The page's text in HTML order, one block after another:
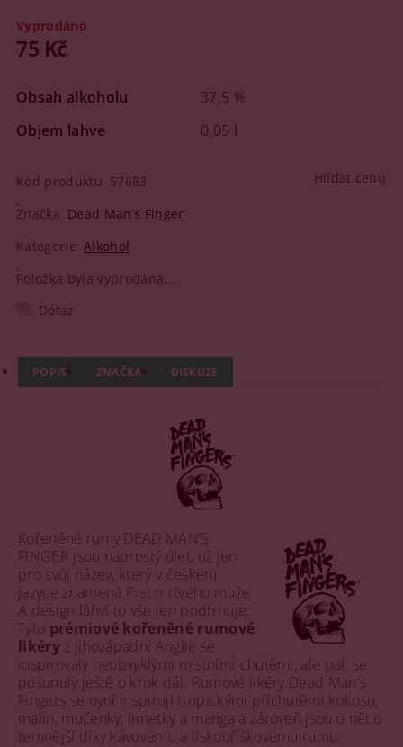
Vyprodáno
75 Kč
Obsah alkoholu
37,5 %
Objem lahve
0,05 l
Kód produktu 57683
Značka Dead Man’s Finger
Kategorie Alkohol
Položka byla vyprodána...
Hlídat cenu
Dotaz
POPIS ZNAČKA DISKUZE
Kořeněné rumy DEAD MAN’S
FINGER jsou naprostý úlet, už jen
pro svůj název, který v českém
jazyce znamená Prst mrtvého muže.
A design láhví to vše jen podtrhuje.
Tyto prémiové kořeněné rumové
likéryz jihozápadní Anglie se
inspirovaly neobvyklými místními chutěmi, ale pak se
posunuly ještě o krok dál. Rumové likéry Dead Man's
Fingers se nyní inspirují tropickými příchutěmi kokosu,
malin, mučenky, limetky a manga a zároveň jsou o něco
temnější díky kávovému a lískooříškovému rumu.